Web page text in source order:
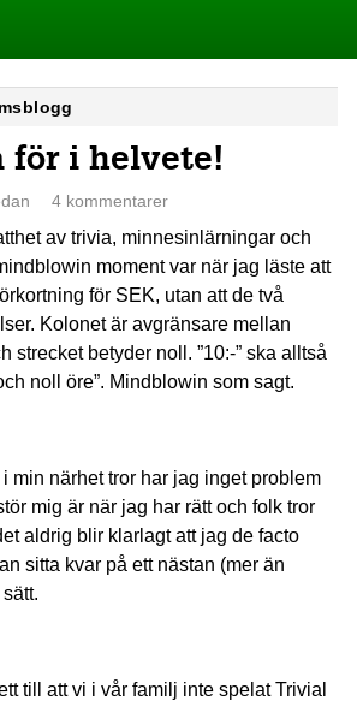
för i helvete!
4 kommentarer
av trivia, minnesinlärningar och
moment var när jag läste att
för SEK, utan att de två
Kolonet är avgränsare mellan
strecket betyder noll. ”10:-” ska alltså
noll öre”. Mindblowin som sagt.
min närhet tror har jag inget problem
mig är när jag har rätt och folk tror
aldrig blir klarlagt att jag de facto
sitta kvar på ett nästan (mer än
till att vi i vår familj inte spelat Trivial